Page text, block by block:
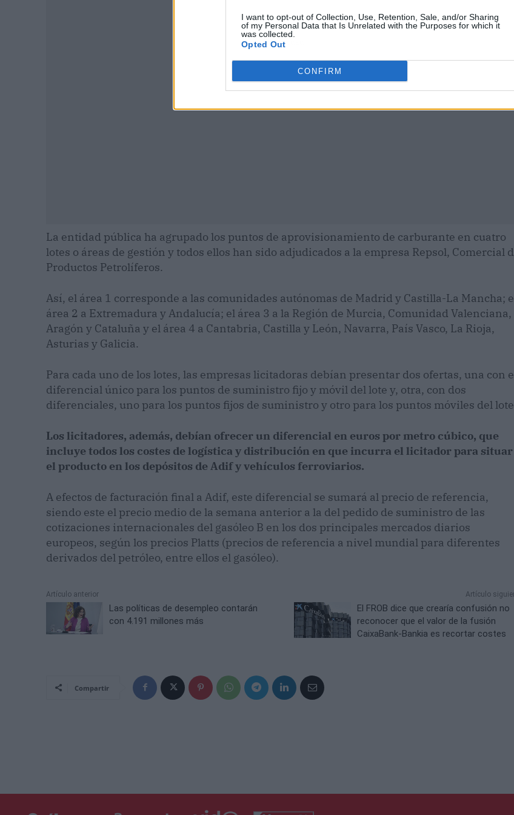
I want to opt-out of Collection, Use, Retention, Sale, and/or Sharing
of my Personal Data that Is Unrelated with the Purposes for which it
was collected.
Opted Out
CONFIRM
Publicidad
La entidad pública ha agrupado los puntos de aprovisionamiento de carburante en cuatro
lotes o áreas de gestión y todos ellos han sido adjudicados a la empresa Repsol, Comercial
Productos Petrolíferos.
Así, el área 1 corresponde a las comunidades autónomas de Madrid y Castilla-La Mancha;
área 2 a Extremadura y Andalucía; el área 3 a la Región de Murcia, Comunidad Valenciana,
Aragón y Cataluña y el área 4 a Cantabria, Castilla y León, Navarra, País Vasco, La Rioja,
Asturias y Galicia.
Para cada uno de los lotes, las empresas licitadoras debían presentar dos ofertas, una con
diferencial único para los puntos de suministro fijo y móvil del lote y, otra, con dos
diferenciales, uno para los puntos fijos de suministro y otro para los puntos móviles del
Los licitadores, además, debían ofrecer un diferencial en euros por metro cúbico, que
incluye todos los costes de logística y distribución en que incurra el licitador para situar
el producto en los depósitos de Adif y vehículos ferroviarios.
A efectos de facturación final a Adif, este diferencial se sumará al precio de referencia,
siendo este el precio medio de la semana anterior a la del pedido de suministro de las
cotizaciones internacionales del gasóleo B en los dos principales mercados diarios
europeos, según los precios Platts (precios de referencia a nivel mundial para diferentes
derivados del petróleo, entre ellos el gasóleo).
Artículo anterior
Las políticas de desempleo contarán
con 4.191 millones más
Artículo
El FROB dice que crearía confusión no
reconocer que el valor de la fusión
CaixaBank-Bankia es recortar costes
Compartir